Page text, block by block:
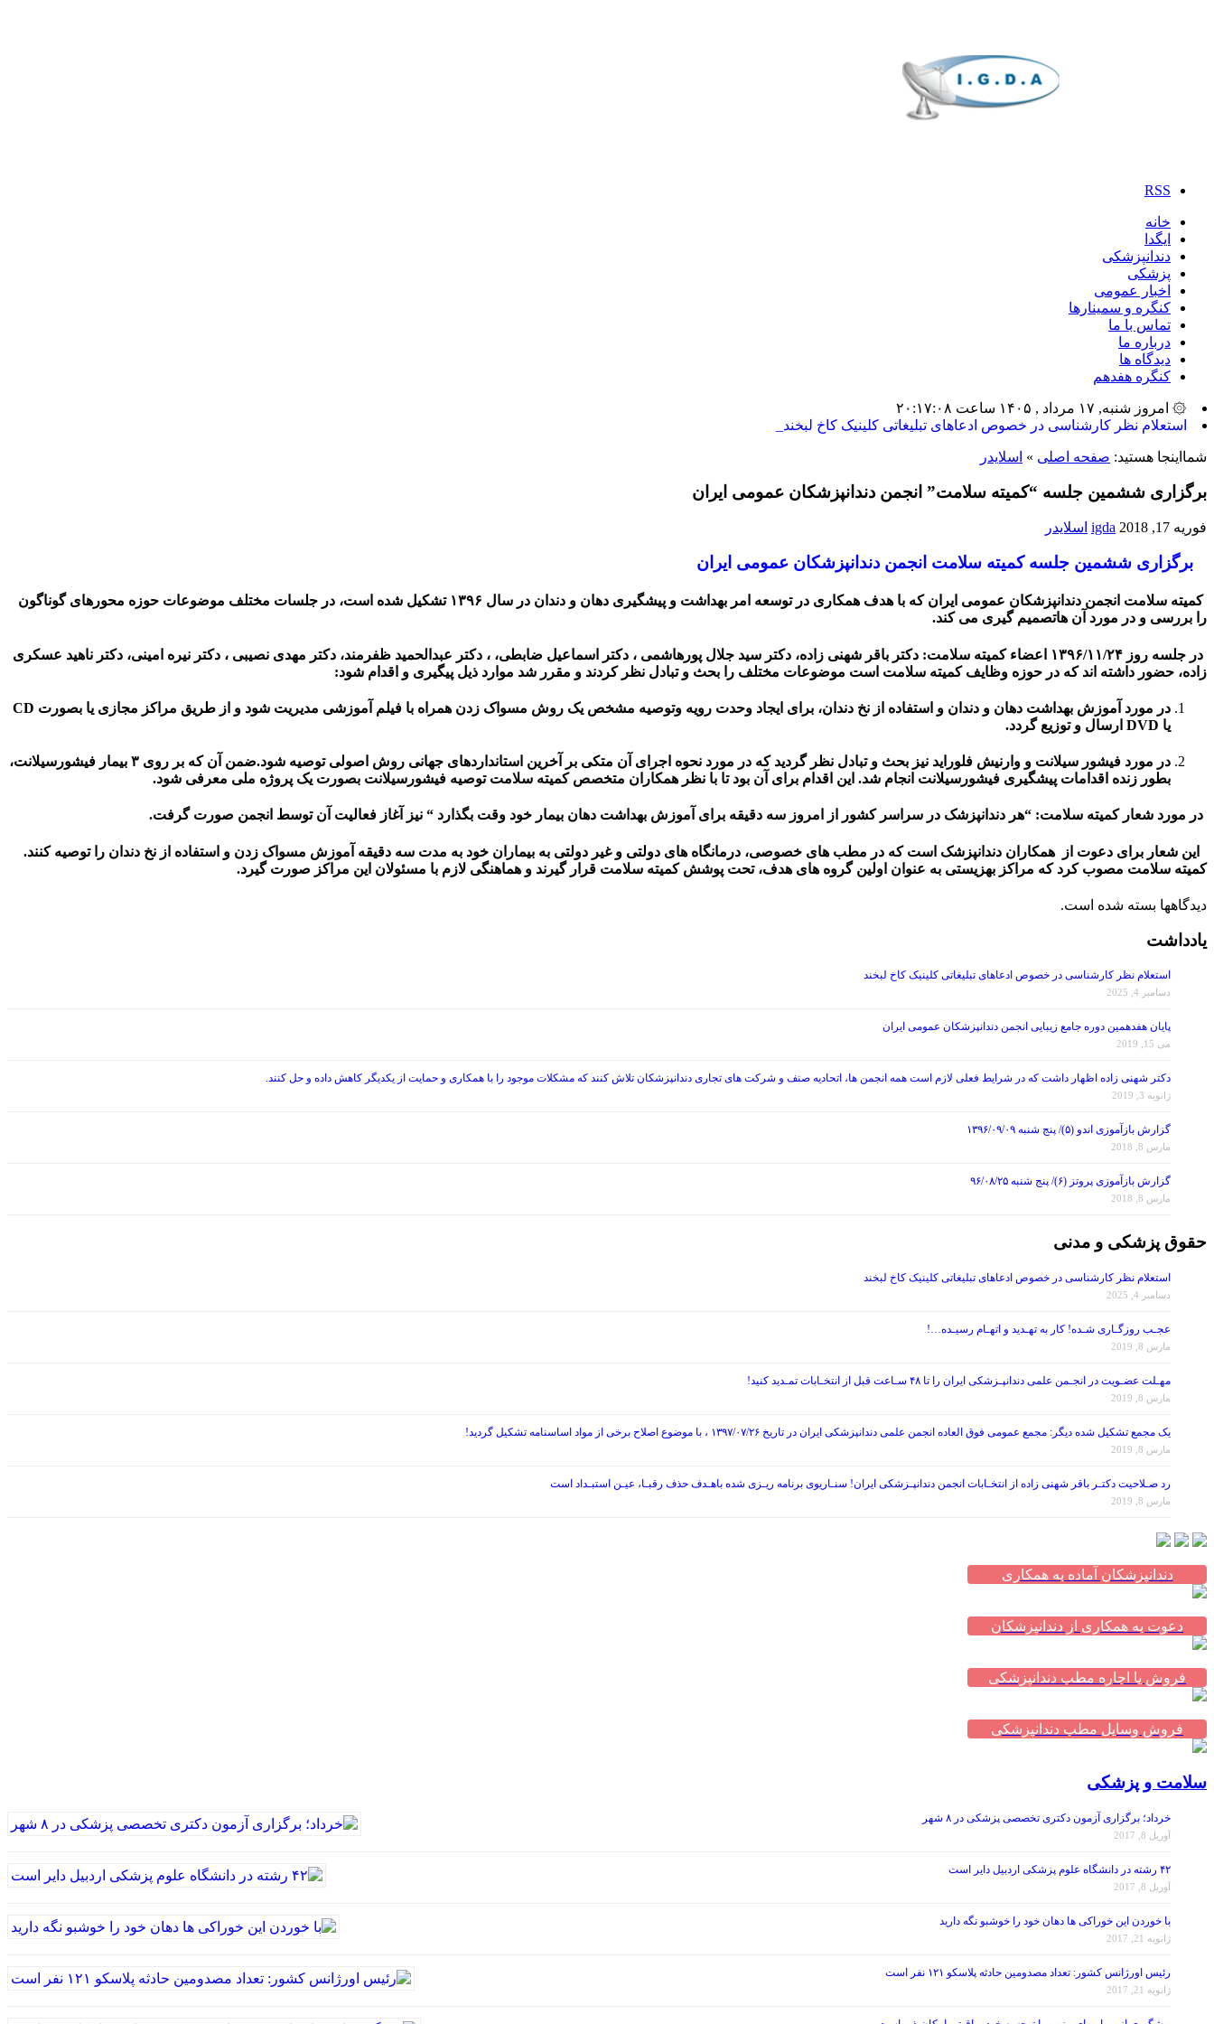
RSS
خانه
ایگدا
دندانپزشکی
پزشکی
اخبار عمومی
کنگره و سمینارها
تماس با ما
درباره ما
دیدگاه ها
کنگره هفدهم
۞ امروز شنبه, ۱۷ مرداد , ۱۴۰۵ ساعت ۲۰:۱۷:۰۸
بیشتر_
شمااینجا هستید: صفحه اصلی » اسلایدر
برگزاری ششمین جلسه “کمیته سلامت” انجمن دندانپزشکان عمومی ایران
فوریه 17, 2018 igda اسلایدر
برگزاری ششمین جلسه کمیته سلامت انجمن دندانپزشکان عمومی ایران
کمیته سلامت انجمن دندانپزشکان عمومی ایران که با هدف همکاری در توسعه امر بهداشت و پیشگیری دهان و دندان در سال ۱۳۹۶ تشکیل شده است، در جلسات مختلف موضوعات حوزه محورهای گوناگون
را بررسی و در مورد آن هاتصمیم گیری می کند.
در جلسه روز ۱۳۹۶/۱۱/۲۴ اعضاء کمیته سلامت: دکتر باقر شهنی زاده، دکتر سید جلال پورهاشمی ، دکتر اسماعیل ضابطی، ، دکتر عبدالحمید ظفرمند، دکتر مهدی نصیبی ، دکتر نیره امینی، دکتر ناهید عسکری
زاده، حضور داشته اند که در حوزه وظایف کمیته سلامت است موضوعات مختلف را بحث و تبادل نظر کردند و مقرر شد موارد ذیل پیگیری و اقدام شود:
در مورد آموزش بهداشت دهان و دندان و استفاده از نخ دندان، برای ایجاد وحدت رویه وتوصیه مشخص یک روش مسواک زدن همراه با فیلم آموزشی مدیریت شود و از طریق مراکز مجازی یا بصورت CD
یا DVD ارسال و توزیع گردد.
در مورد فیشور سیلانت و وارنیش فلوراید نیز بحث و تبادل نظر گردید که در مورد نحوه اجرای آن متکی بر آخرین استانداردهای جهانی روش اصولی توصیه شود.ضمن آن که بر روی ۳ بیمار فیشورسیلانت،
بطور زنده اقدامات پیشگیری فیشورسیلانت انجام شد. این اقدام برای آن بود تا با نظر همکاران متخصص کمیته سلامت توصیه فیشورسیلانت بصورت یک پروژه ملی معرفی شود.
در مورد شعار کمیته سلامت: “هر دندانپزشک در سراسر کشور از امروز سه دقیقه برای آموزش بهداشت دهان بیمار خود وقت بگذارد “ نیز آغاز فعالیت آن توسط انجمن صورت گرفت.
این شعار برای دعوت از همکاران دندانپزشک است که در مطب های خصوصی، درمانگاه های دولتی و غیر دولتی به بیماران خود به مدت سه دقیقه آموزش مسواک زدن و استفاده از نخ دندان را توصیه کنند.
کمیته سلامت مصوب کرد که مراکز بهزیستی به عنوان اولین گروه های هدف، تحت پوشش کمیته سلامت قرار گیرند و هماهنگی لازم با مسئولان این مراکز صورت گیرد.
دیدگاهها بسته شده است.
یادداشت
استعلام نظر کارشناسی در خصوص ادعاهای تبلیغاتی کلینیک کاخ لبخند
دسامبر 4, 2025
پایان هفدهمین دوره جامع زیبایی انجمن دندانپزشکان عمومی ایران
می 15, 2019
دکتر شهنی زاده اظهار داشت که در شرایط فعلی لازم است همه انجمن ها، اتحادیه صنف و شرکت های تجاری دندانپزشکان تلاش کنند که مشکلات موجود را با همکاری و حمایت از یکدیگر کاهش داده و حل کنند.
ژانویه 3, 2019
گزارش بازآموزی اندو (۵)/ پنج شنبه ۱۳۹۶/۰۹/۰۹
مارس 8, 2018
گزارش بازآموزی پروتز (۶)/ پنج شنبه ۹۶/۰۸/۲۵
مارس 8, 2018
حقوق پزشکی و مدنی
استعلام نظر کارشناسی در خصوص ادعاهای تبلیغاتی کلینیک کاخ لبخند
دسامبر 4, 2025
عجـب روزگـاری شـده! کار به تهـدید و اتهـام رسیـده…!
مارس 8, 2019
مهـلت عضـویت در انجـمن علمی دندانپـزشکی ایران را تا ۴۸ سـاعت قبل از انتخـابات تمـدید کنید!
مارس 8, 2019
یک مجمع تشکیل شده دیگر: مجمع عمومی فوق العاده انجمن علمی دندانپزشکی ایران در تاریخ ۱۳۹۷/۰۷/۲۶ ، با موضوع اصلاح برخی از مواد اساسنامه تشکیل گردید!
مارس 8, 2019
رد صـلاحیت دکتـر باقر شهنی زاده از انتخـابات انجمن دندانپـزشکی ایران! سنـاریوی برنامه ریـزی شده باهـدف حذف رقبـا، عیـن استبـداد است
مارس 8, 2019
دندانپزشکان آماده به همکاری
دعوت به همکاری از دندانپزشکان
فروش یا اجاره مطب دندانپزشکی
فروش وسایل مطب دندانپزشکی
سلامت و پزشکی
خرداد؛ برگزاری آزمون دکتری تخصصی پزشکی در ۸ شهر
آوریل 8, 2017
۴۲ رشته در دانشگاه علوم پزشکی اردبیل دایر است
آوریل 8, 2017
با خوردن این خوراکی ها دهان خود را خوشبو نگه دارید
ژانویه 21, 2017
رئیس اورژانس کشور: تعداد مصدومین حادثه پلاسکو ۱۲۱ نفر است
ژانویه 21, 2017